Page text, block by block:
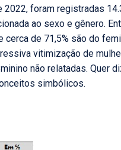
2022, foram registradas
ao sexo e gênero.
de 71,5% são do
vitimização de
não relatadas. Quer
simbólicos.